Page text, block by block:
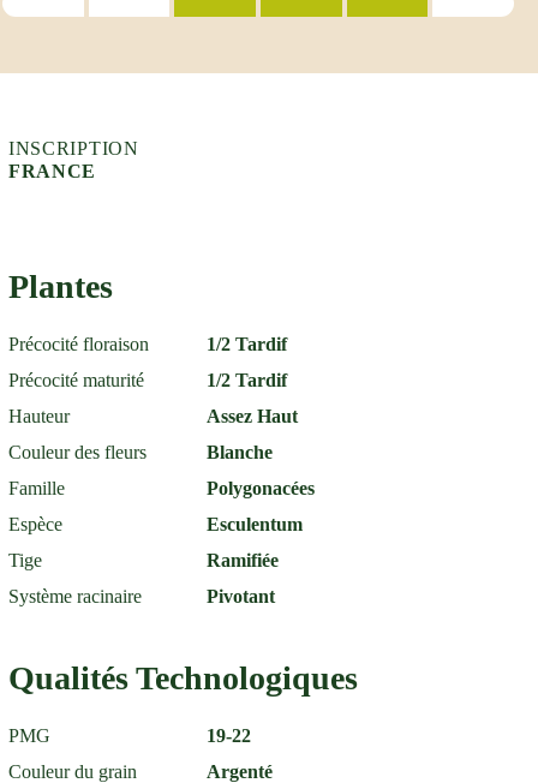
INSCRIPTION
FRANCE
Plantes
Précocité floraison
1/2 Tardif
Précocité maturité
1/2 Tardif
Hauteur
Assez Haut
Couleur des fleurs
Blanche
Famille
Polygonacées
Espèce
Esculentum
Tige
Ramifiée
Système racinaire
Pivotant
Qualités Technologiques
PMG
19-22
Couleur du grain
Argenté